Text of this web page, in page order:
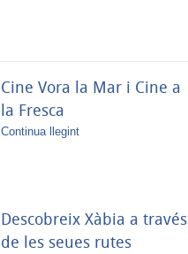
Cine Vora la Mar i Cine a
la Fresca
Continua llegint
Descobreix Xàbia a través
de les seues rutes